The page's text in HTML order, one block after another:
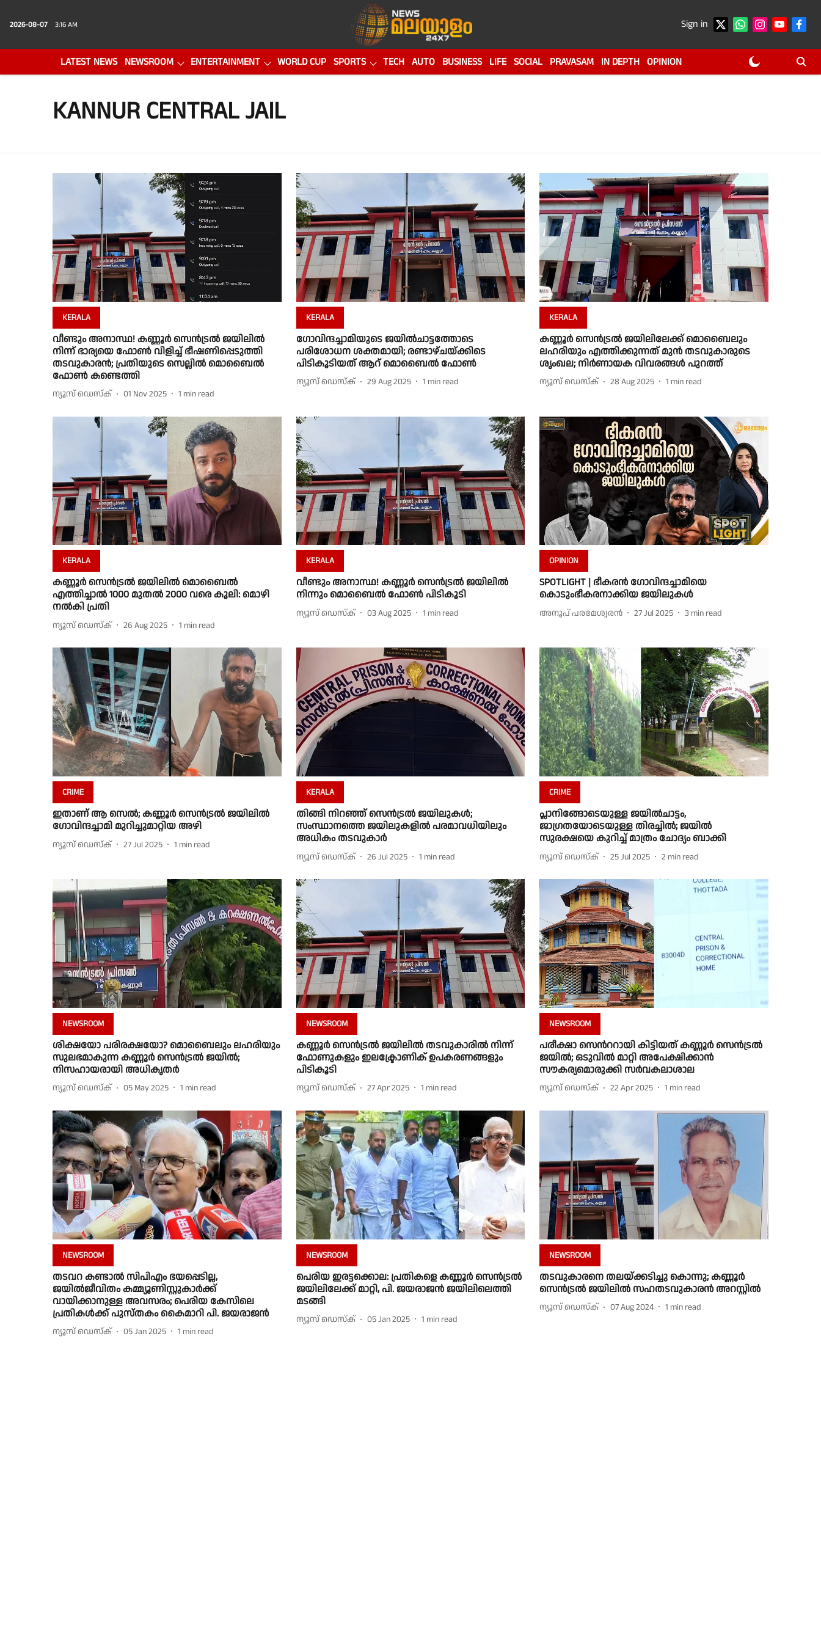
2026-08-07 3:16 AM Sign in
LATEST NEWS NEWSROOM ENTERTAINMENT WORLD CUP SPORTS TECH AUTO BUSINESS LIFE SOCIAL PRAVASAM IN DEPTH OPINION
KANNUR CENTRAL JAIL
KERALA
വീണ്ടും അനാസ്ഥ! കണ്ണൂർ സെൻട്രൽ ജയിലിൽ
നിന്ന് ഭാര്യയെ ഫോൺ വിളിച്ച് ഭീഷണിപ്പെടുത്തി
തടവുകാരൻ; പ്രതിയുടെ സെല്ലിൽ മൊബൈൽ
ഫോൺ കണ്ടെത്തി
ന്യൂസ് ഡെസ്ക് 01 Nov 2025 1 min read
KERALA
ഗോവിന്ദച്ചാമിയുടെ ജയില്‍ചാട്ടത്തോടെ
പരിശോധന ശക്തമായി; രണ്ടാഴ്ചയ്ക്കിടെ
പിടികൂടിയത് ആറ് മൊബൈല്‍ ഫോണ്‍
ന്യൂസ് ഡെസ്ക് 29 Aug 2025 1 min read
KERALA
കണ്ണൂർ സെന്‍ട്രല്‍ ജയിലിലേക്ക് മൊബൈലും
ലഹരിയും എത്തിക്കുന്നത് മുന്‍ തടവുകാരുടെ
ശൃംഖല; നിർണായക വിവരങ്ങള്‍ പുറത്ത്
ന്യൂസ് ഡെസ്ക് 28 Aug 2025 1 min read
KERALA
കണ്ണൂർ സെൻട്രൽ ജയിലിൽ മൊബൈൽ
എത്തിച്ചാൽ 1000 മുതൽ 2000 വരെ കൂലി: മൊഴി
നൽകി പ്രതി
ന്യൂസ് ഡെസ്ക് 26 Aug 2025 1 min read
KERALA
വീണ്ടും അനാസ്ഥ! കണ്ണൂർ സെൻട്രൽ ജയിലിൽ
നിന്നും മൊബൈൽ ഫോൺ പിടികൂടി
ന്യൂസ് ഡെസ്ക് 03 Aug 2025 1 min read
OPINION
SPOTLIGHT | ഭീകരന്‍ ഗോവിന്ദച്ചാമിയെ
കൊടുംഭീകരനാക്കിയ ജയിലുകള്‍
അനൂപ് പരമേശ്വരന്‍ 27 Jul 2025 3 min read
CRIME
ഇതാണ് ആ സെല്‍; കണ്ണൂര്‍ സെന്‍ട്രല്‍ ജയിലില്‍
ഗോവിന്ദച്ചാമി മുറിച്ചുമാറ്റിയ അഴി
ന്യൂസ് ഡെസ്ക് 27 Jul 2025 1 min read
KERALA
തിങ്ങി നിറഞ്ഞ് സെൻട്രൽ ജയിലുകൾ;
സംസ്ഥാനത്തെ ജയിലുകളിൽ പരമാവധിയിലും
അധികം തടവുകാർ
ന്യൂസ് ഡെസ്ക് 26 Jul 2025 1 min read
CRIME
പ്ലാനിങ്ങോടെയുള്ള ജയില്‍ചാട്ടം,
ജാഗ്രതയോടെയുള്ള തിരച്ചില്‍; ജയില്‍
സുരക്ഷയെ കുറിച്ച് മാത്രം ചോദ്യം ബാക്കി
ന്യൂസ് ഡെസ്ക് 25 Jul 2025 2 min read
NEWSROOM
ശിക്ഷയോ പരിരക്ഷയോ? മൊബൈലും ലഹരിയും
സുലഭമാകുന്ന കണ്ണൂർ സെൻട്രൽ ജയിൽ;
നിസഹായരായി അധികൃതർ
ന്യൂസ് ഡെസ്ക് 05 May 2025 1 min read
NEWSROOM
കണ്ണൂർ സെൻട്രൽ ജയിലിൽ തടവുകാരിൽ നിന്ന്
ഫോണുകളും ഇലക്ട്രോണിക് ഉപകരണങ്ങളും
പിടികൂടി
ന്യൂസ് ഡെസ്ക് 27 Apr 2025 1 min read
NEWSROOM
പരീക്ഷാ സെന്‍ററായി കിട്ടിയത് കണ്ണൂർ സെൻട്രൽ
ജയിൽ; ഒടുവില്‍ മാറ്റി അപേക്ഷിക്കാൻ
സൗകര്യമൊരുക്കി സർവകലാശാല
ന്യൂസ് ഡെസ്ക് 22 Apr 2025 1 min read
NEWSROOM
തടവറ കണ്ടാൽ സിപിഎം ഭയപ്പെടില്ല,
ജയിൽജീവിതം കമ്മ്യൂണിസ്റ്റുകാ‍ർക്ക്
വായിക്കാനുള്ള അവസരം; പെരിയ കേസിലെ
പ്രതികൾക്ക് പുസ്തകം കൈമാറി പി. ജയരാജൻ
ന്യൂസ് ഡെസ്ക് 05 Jan 2025 1 min read
NEWSROOM
പെരിയ ഇരട്ടക്കൊല: പ്രതികളെ കണ്ണൂർ സെൻട്രൽ
ജയിലിലേക്ക് മാറ്റി, പി. ജയരാജൻ ജയിലിലെത്തി
മടങ്ങി
ന്യൂസ് ഡെസ്ക് 05 Jan 2025 1 min read
NEWSROOM
തടവുകാരനെ തലയ്ക്കടിച്ചു കൊന്നു; കണ്ണൂര്‍
സെന്‍ട്രല്‍ ജയിലില്‍ സഹതടവുകാരന്‍ അറസ്റ്റില്‍
ന്യൂസ് ഡെസ്ക് 07 Aug 2024 1 min read